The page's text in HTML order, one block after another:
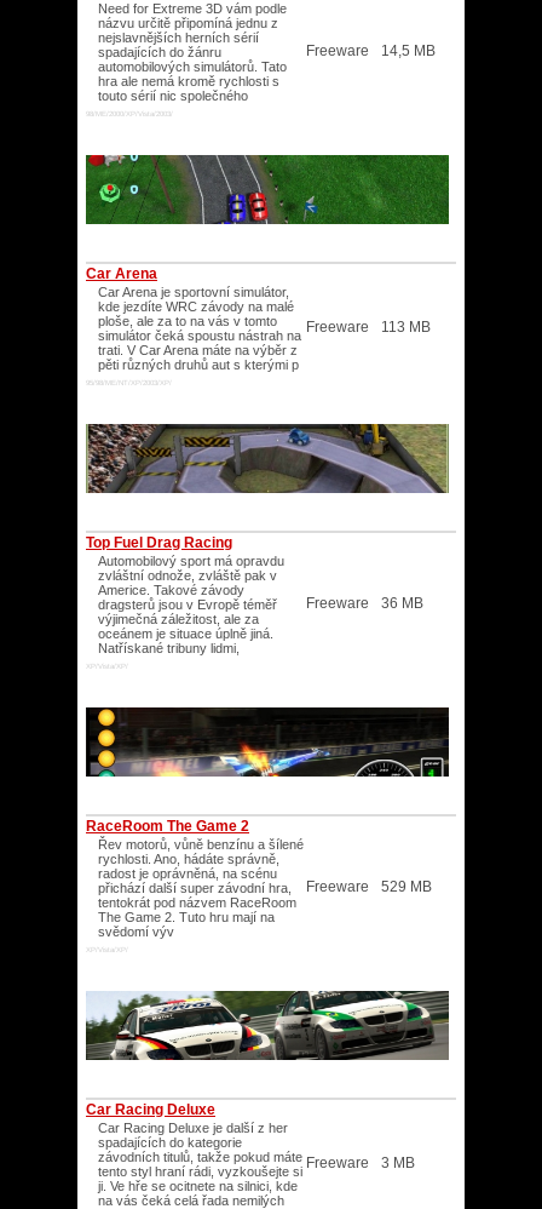
Need for Extreme 3D vám podle
názvu určitě připomíná jednu z
nejslavnějších herních sérií
spadajících do žánru
automobilových simulátorů. Tato
hra ale nemá kromě rychlosti s
touto sérií nic společného
98/ME/2000/XP/Vista/2003/
Freeware 14,5 MB
Car Arena
Car Arena je sportovní simulátor,
kde jezdíte WRC závody na malé
ploše, ale za to na vás v tomto
simulátor čeká spoustu nástrah na
trati. V Car Arena máte na výběr z
pěti různých druhů aut s kterými p
95/98/ME/NT/XP/2003/XP/
Freeware 113 MB
Top Fuel Drag Racing
Automobilový sport má opravdu
zvláštní odnože, zvláště pak v
Americe. Takové závody
dragsterů jsou v Evropě téměř
výjimečná záležitost, ale za
oceánem je situace úplně jiná.
Natřískané tribuny lidmi,
XP/Vista/XP/
Freeware 36 MB
RaceRoom The Game 2
Řev motorů, vůně benzínu a šílené
rychlosti. Ano, hádáte správně,
radost je oprávněná, na scénu
přichází další super závodní hra,
tentokrát pod názvem RaceRoom
The Game 2. Tuto hru mají na
svědomí výv
XP/Vista/XP/
Freeware 529 MB
Car Racing Deluxe
Car Racing Deluxe je další z her
spadajících do kategorie
závodních titulů, takže pokud máte
tento styl hraní rádi, vyzkoušejte si
ji. Ve hře se ocitnete na silnici, kde
na vás čeká celá řada nemilých
Freeware 3 MB